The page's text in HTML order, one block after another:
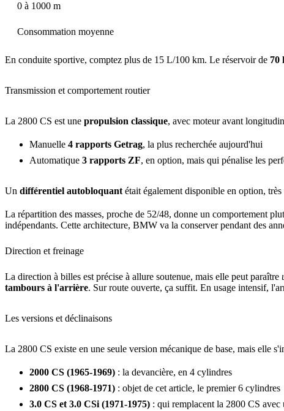
0 à 1000 m
Consommation moyenne
En conduite sportive, comptez plus de 15 L/100 km. Le réservoir de 70
Transmission et comportement routier
La 2800 CS est une propulsion classique, avec moteur avant
Manuelle 4 rapports Getrag, la plus recherchée aujourd'hui
Automatique 3 rapports ZF, en option, mais qui pénalise les
Un différentiel autobloquant était également disponible en option,
La répartition des masses, proche de 52/48, donne un comportement
indépendants. Cette architecture, BMW va la conserver pendant des
Direction et freinage
La direction à billes est précise à allure soutenue, mais elle peut paraître
tambours à l'arrière. Sur route ouverte, ça suffit. En usage intensif,
Les versions et déclinaisons
La 2800 CS existe en une seule version mécanique de base, mais elle
2000 CS (1965-1969) : la devancière, en 4 cylindres
2800 CS (1968-1971) : objet de cet article, le premier 6 cylindres
3.0 CS et 3.0 CSi (1971-1975) : qui remplacent la 2800 CS